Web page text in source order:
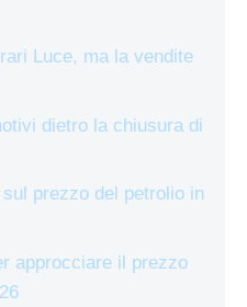
Luce, ma la vendite
dietro la chiusura di
prezzo del petrolio in
approcciare il prezzo